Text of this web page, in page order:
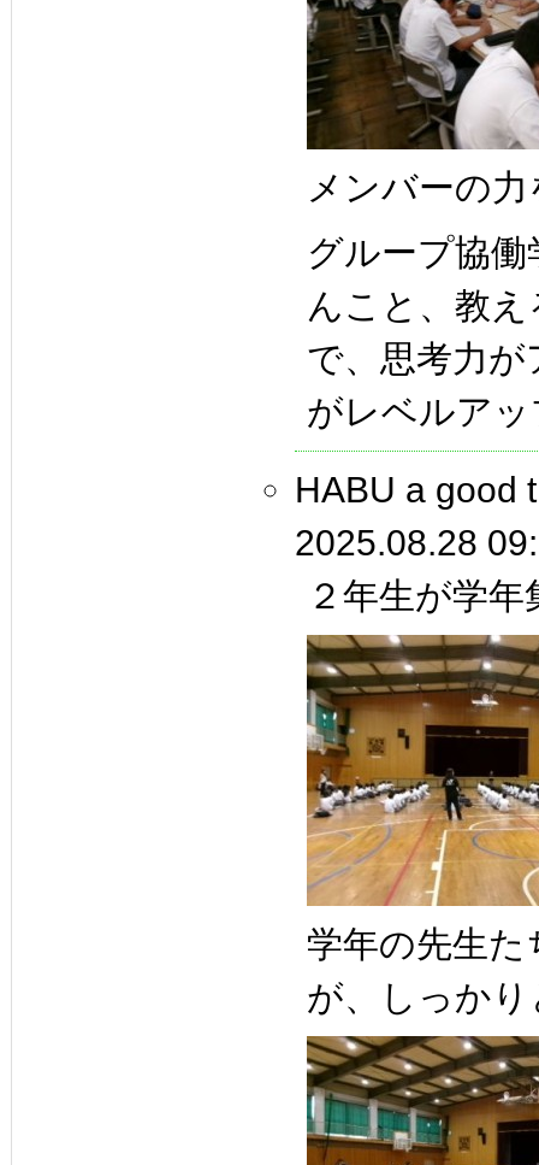
メンバーの
グループ協
んこと、教
で、思考力
がレベルア
HABU a
2025.08.28
２年生が学
学年の先生
が、しっか